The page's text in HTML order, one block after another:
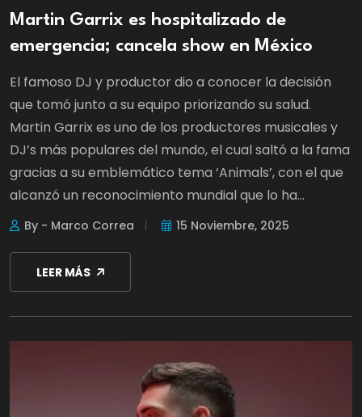
Martin Garrix es hospitalizado de
emergencia; cancela show en México
El famoso DJ y productor dio a conocer la decisión
que tomó junto a su equipo priorizando su salud.
Martin Garrix es uno de los productores musicales y
DJ’s más populares del mundo, el cual saltó a la fama
gracias a su emblemático tema ‘Animals’, con el que
alcanzó un reconocimiento mundial que lo ha...
By - Marco Correa 15 Noviembre, 2025
LEER MÁS